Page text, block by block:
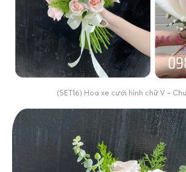
(SET16) Hoa xe cưới hình chữ V –